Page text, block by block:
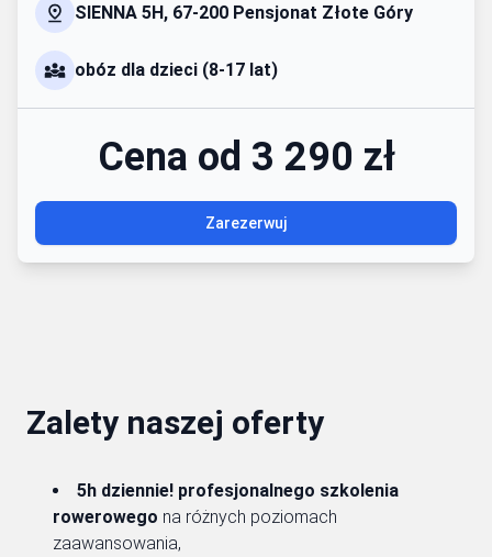
SIENNA 5H, 67-200 Pensjonat Złote Góry
obóz dla dzieci (8-17 lat)
Cena od 3 290 zł
Zarezerwuj
Zalety naszej oferty
5h dziennie! profesjonalnego szkolenia
rowerowego na różnych poziomach
zaawansowania,